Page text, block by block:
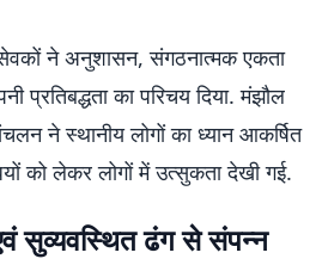
ने अनुशासन, संगठनात्मक एकता
प्रतिबद्धता का परिचय दिया. मंझौल
ने स्थानीय लोगों का ध्यान आकर्षित
को लेकर लोगों में उत्सुकता देखी गई.
सुव्यवस्थित ढंग से संपन्न